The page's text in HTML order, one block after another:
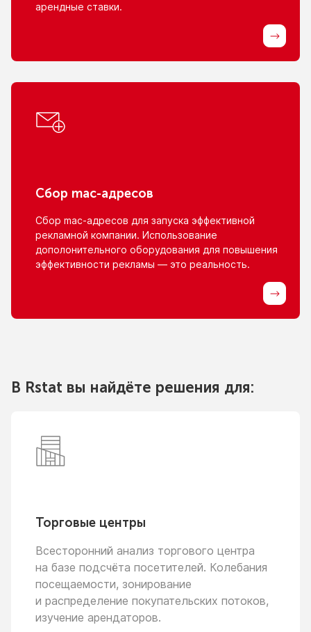
арендные ставки.
Сбор mac-адресов
Сбор mac-адресов для запуска эффективной
рекламной компании. Использование
дополонительного оборудования для повышения
эффективности рекламы — это реальность.
В Rstat вы найдёте решения для:
Торговые центры
Всесторонний анализ торгового центра
на базе подсчёта посетителей. Колебания
посещаемости, зонирование
и распределение покупательских потоков,
изучение арендаторов.